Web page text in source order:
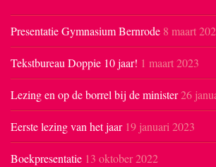
Presentatie Gymnasium Bernrode 8 maart
Tekstbureau Doppie 10 jaar! 1 maart 2023
Lezing en op de borrel bij de minister26
Eerste lezing van het jaar 19 januari 2023
Boekpresentatie 13 oktober 2022